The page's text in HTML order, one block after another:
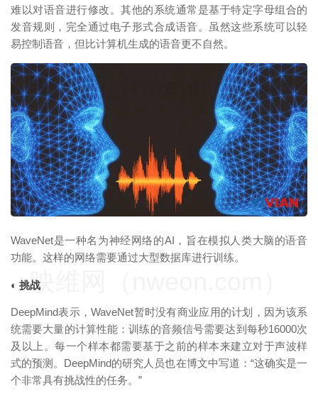
难以对语音进行修改。其他的系统通常是基于特定字母组合的
发音规则，完全通过电子形式合成语音。虽然这些系统可以轻
易控制语音，但比计算机生成的语音更不自然。
WaveNet是一种名为神经网络的AI，旨在模拟人类大脑的语音
功能。这样的网络需要通过大型数据库进行训练。
◐ 挑战
DeepMind表示，WaveNet暂时没有商业应用的计划，因为该系
统需要大量的计算性能：训练的音频信号需要达到每秒16000次
及以上。每一个样本都需要基于之前的样本来建立对于声波样
式的预测。DeepMind的研究人员也在博文中写道：“这确实是一
个非常具有挑战性的任务。”
映维网（nweon.com）
映维网（nweon.com）